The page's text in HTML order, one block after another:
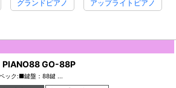
グランドピアノ アップライトピアノ
PIANO88 GO-88P
ック:■鍵盤：88鍵 ...